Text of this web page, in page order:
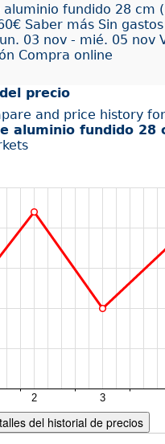
aluminio fundido 28 cm
Saber más Sin
03 nov - mié. 05 nov
Compra online
precio
and price history
aluminio fundido 28
del historial de precios